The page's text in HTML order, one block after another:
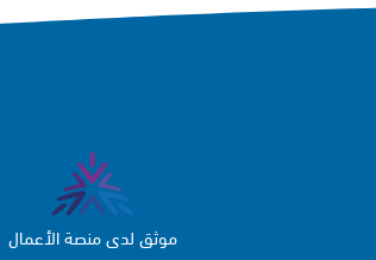
موثق لدى منصة الأعمال